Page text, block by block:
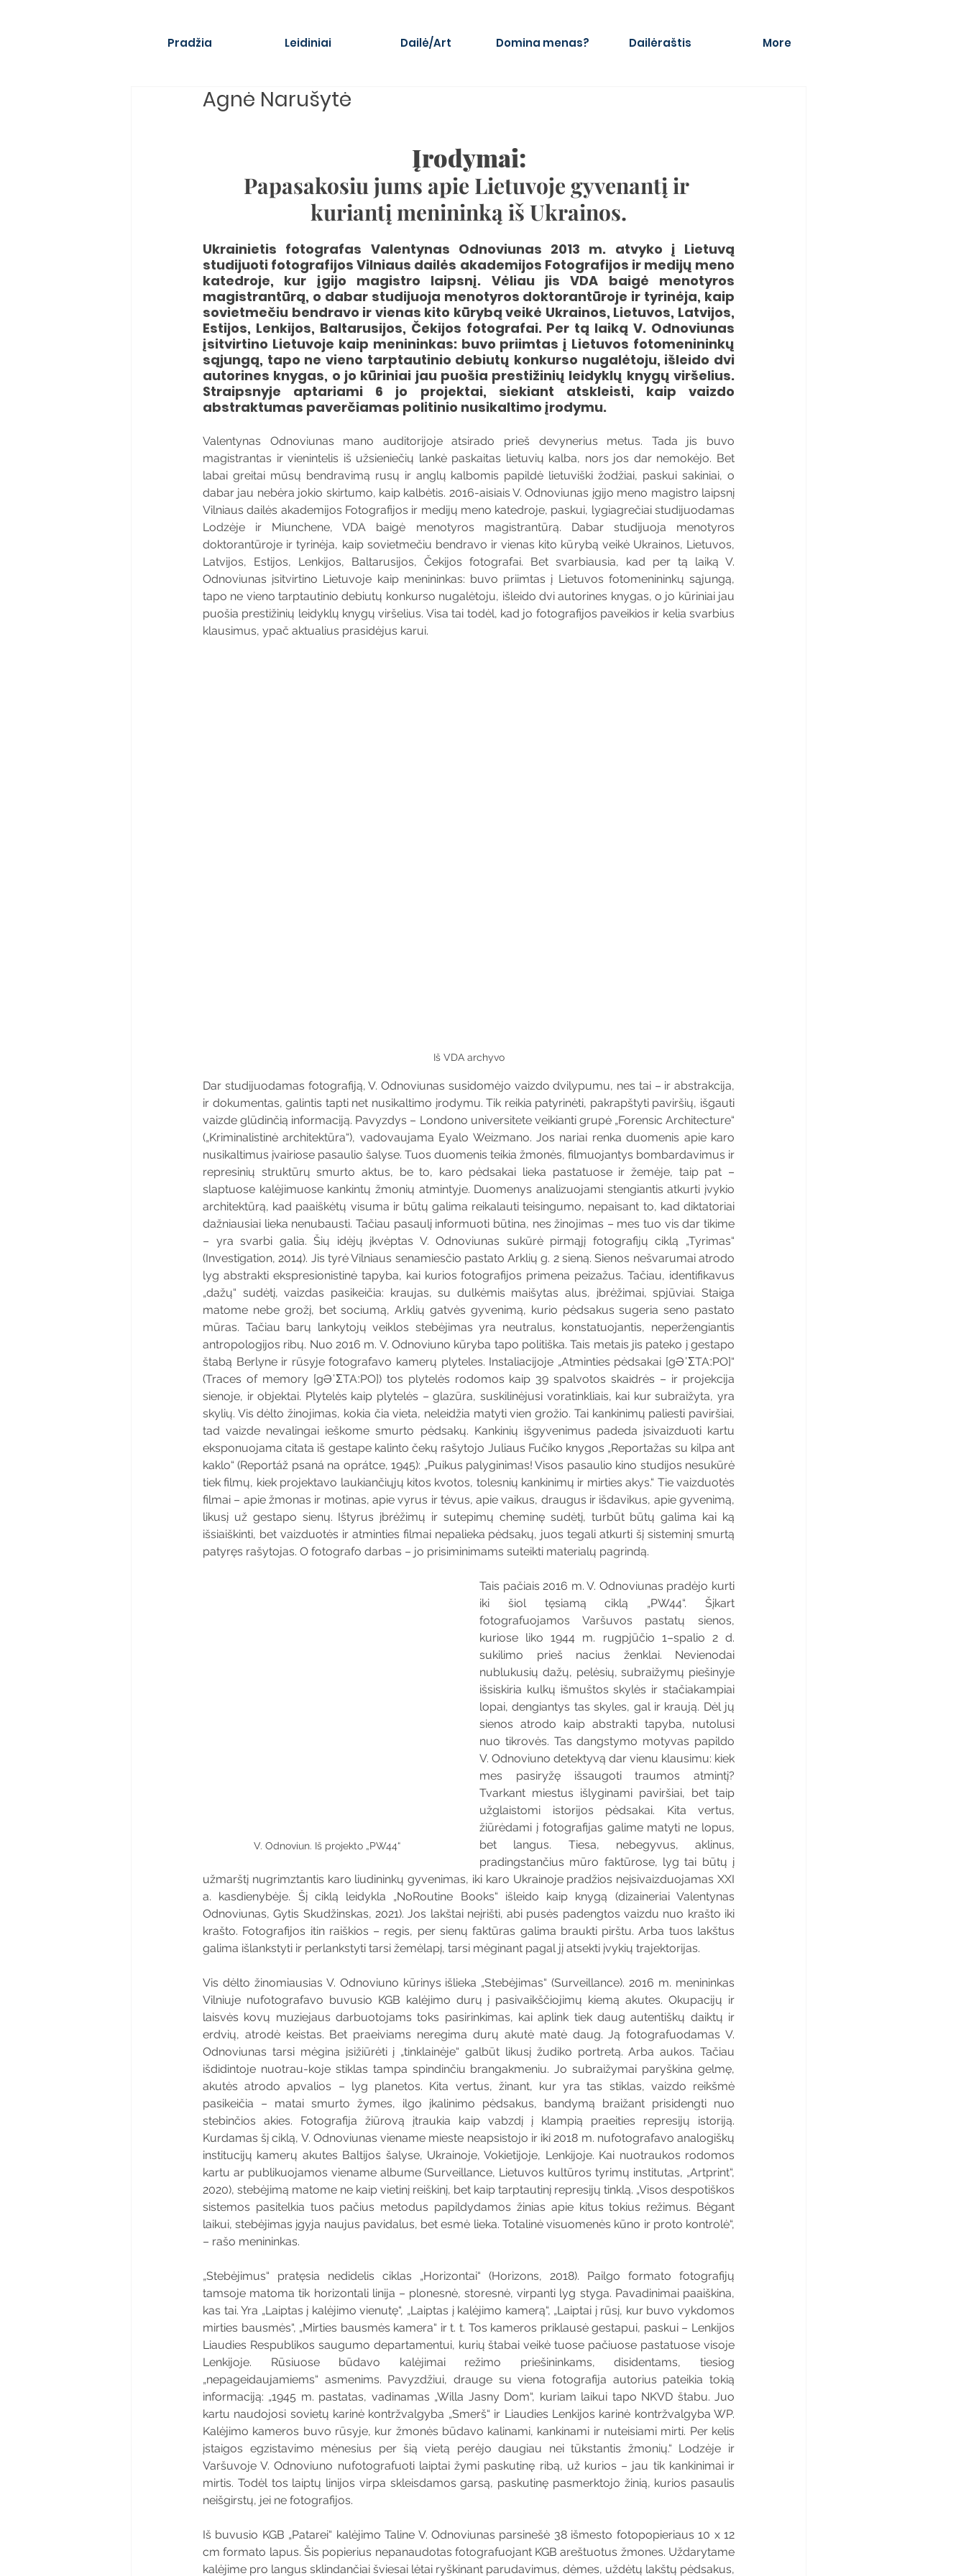
Pradžia Leidiniai Dailė/Art Domina menas? Dailėraštis More
Agnė Narušytė
Įrodymai:
Papasakosiu jums apie Lietuvoje gyvenantį ir
kuriantį menininką iš Ukrainos.
Ukrainietis fotografas Valentynas Odnoviunas 2013 m. atvyko į Lietuvą
studijuoti fotografijos Vilniaus dailės akademijos Fotografijos ir medijų meno
katedroje, kur įgijo magistro laipsnį. Vėliau jis VDA baigė menotyros
magistrantūrą, o dabar studijuoja menotyros doktorantūroje ir tyrinėja, kaip
sovietmečiu bendravo ir vienas kito kūrybą veikė Ukrainos, Lietuvos, Latvijos,
Estijos, Lenkijos, Baltarusijos, Čekijos fotografai. Per tą laiką V. Odnoviunas
įsitvirtino Lietuvoje kaip menininkas: buvo priimtas į Lietuvos fotomenininkų
sąjungą, tapo ne vieno tarptautinio debiutų konkurso nugalėtoju, išleido dvi
autorines knygas, o jo kūriniai jau puošia prestižinių leidyklų knygų viršelius.
Straipsnyje aptariami 6 jo projektai, siekiant atskleisti, kaip vaizdo
abstraktumas paverčiamas politinio nusikaltimo įrodymu.
Valentynas Odnoviunas mano auditorijoje atsirado prieš devynerius metus. Tada jis buvo
magistrantas ir vienintelis iš užsieniečių lankė paskaitas lietuvių kalba, nors jos dar nemokėjo. Bet
labai greitai mūsų bendravimą rusų ir anglų kalbomis papildė lietuviški žodžiai, paskui sakiniai, o
dabar jau nebėra jokio skirtumo, kaip kalbėtis. 2016-aisiais V. Odnoviunas įgijo meno magistro laipsnį
Vilniaus dailės akademijos Fotografijos ir medijų meno katedroje, paskui, lygiagrečiai studijuodamas
Lodzėje ir Miunchene, VDA baigė menotyros magistrantūrą. Dabar studijuoja menotyros
doktorantūroje ir tyrinėja, kaip sovietmečiu bendravo ir vienas kito kūrybą veikė Ukrainos, Lietuvos,
Latvijos, Estijos, Lenkijos, Baltarusijos, Čekijos fotografai. Bet svarbiausia, kad per tą laiką V.
Odnoviunas įsitvirtino Lietuvoje kaip menininkas: buvo priimtas į Lietuvos fotomenininkų sąjungą,
tapo ne vieno tarptautinio debiutų konkurso nugalėtoju, išleido dvi autorines knygas, o jo kūriniai jau
puošia prestižinių leidyklų knygų viršelius. Visa tai todėl, kad jo fotografijos paveikios ir kelia svarbius
klausimus, ypač aktualius prasidėjus karui.
Iš VDA archyvo
Dar studijuodamas fotografiją, V. Odnoviunas susidomėjo vaizdo dvilypumu, nes tai – ir abstrakcija,
ir dokumentas, galintis tapti net nusikaltimo įrodymu. Tik reikia patyrinėti, pakrapštyti paviršių, išgauti
vaizde glūdinčią informaciją. Pavyzdys – Londono universitete veikianti grupė „Forensic Architecture“
(„Kriminalistinė architektūra“), vadovaujama Eyalo Weizmano. Jos nariai renka duomenis apie karo
nusikaltimus įvairiose pasaulio šalyse. Tuos duomenis teikia žmonės, filmuojantys bombardavimus ir
represinių struktūrų smurto aktus, be to, karo pėdsakai lieka pastatuose ir žemėje, taip pat –
slaptuose kalėjimuose kankintų žmonių atmintyje. Duomenys analizuojami stengiantis atkurti įvykio
architektūrą, kad paaiškėtų visuma ir būtų galima reikalauti teisingumo, nepaisant to, kad diktatoriai
dažniausiai lieka nenubausti. Tačiau pasaulį informuoti būtina, nes žinojimas – mes tuo vis dar tikime
– yra svarbi galia. Šių idėjų įkvėptas V. Odnoviunas sukūrė pirmąjį fotografijų ciklą „Tyrimas“
(Investigation, 2014). Jis tyrė Vilniaus senamiesčio pastato Arklių g. 2 sieną. Sienos nešvarumai atrodo
lyg abstrakti ekspresionistinė tapyba, kai kurios fotografijos primena peizažus. Tačiau, identifikavus
„dažų“ sudėtį, vaizdas pasikeičia: kraujas, su dulkėmis maišytas alus, įbrėžimai, spjūviai. Staiga
matome nebe grožį, bet sociumą, Arklių gatvės gyvenimą, kurio pėdsakus sugeria seno pastato
mūras. Tačiau barų lankytojų veiklos stebėjimas yra neutralus, konstatuojantis, neperžengiantis
antropologijos ribų. Nuo 2016 m. V. Odnoviuno kūryba tapo politiška. Tais metais jis pateko į gestapo
štabą Berlyne ir rūsyje fotografavo kamerų plyteles. Instaliacijoje „Atminties pėdsakai [gƏˈƩTAːPO]“
(Traces of memory [gƏˈƩTAːPO]) tos plytelės rodomos kaip 39 spalvotos skaidrės – ir projekcija
sienoje, ir objektai. Plytelės kaip plytelės – glazūra, suskilinėjusi voratinkliais, kai kur subraižyta, yra
skylių. Vis dėlto žinojimas, kokia čia vieta, neleidžia matyti vien grožio. Tai kankinimų paliesti paviršiai,
tad vaizde nevalingai ieškome smurto pėdsakų. Kankinių išgyvenimus padeda įsivaizduoti kartu
eksponuojama citata iš gestape kalinto čekų rašytojo Juliaus Fučíko knygos „Reportažas su kilpa ant
kaklo“ (Reportáž psaná na oprátce, 1945): „Puikus palyginimas! Visos pasaulio kino studijos nesukūrė
tiek filmų, kiek projektavo laukiančiųjų kitos kvotos, tolesnių kankinimų ir mirties akys.“ Tie vaizduotės
filmai – apie žmonas ir motinas, apie vyrus ir tėvus, apie vaikus, draugus ir išdavikus, apie gyvenimą,
likusį už gestapo sienų. Ištyrus įbrėžimų ir sutepimų cheminę sudėtį, turbūt būtų galima kai ką
išsiaiškinti, bet vaizduotės ir atminties filmai nepalieka pėdsakų, juos tegali atkurti šį sisteminį smurtą
patyręs rašytojas. O fotografo darbas – jo prisiminimams suteikti materialų pagrindą.
V. Odnoviun. Iš projekto „PW44“
Tais pačiais 2016 m. V. Odnoviunas pradėjo kurti
iki šiol tęsiamą ciklą „PW44“. Šįkart
fotografuojamos Varšuvos pastatų sienos,
kuriose liko 1944 m. rugpjūčio 1–spalio 2 d.
sukilimo prieš nacius ženklai. Nevienodai
nublukusių dažų, pelėsių, subraižymų piešinyje
išsiskiria kulkų išmuštos skylės ir stačiakampiai
lopai, dengiantys tas skyles, gal ir kraują. Dėl jų
sienos atrodo kaip abstrakti tapyba, nutolusi
nuo tikrovės. Tas dangstymo motyvas papildo
V. Odnoviuno detektyvą dar vienu klausimu: kiek
mes pasiryžę išsaugoti traumos atmintį?
Tvarkant miestus išlyginami paviršiai, bet taip
užglaistomi istorijos pėdsakai. Kita vertus,
žiūrėdami į fotografijas galime matyti ne lopus,
bet langus. Tiesa, nebegyvus, aklinus,
pradingstančius mūro faktūrose, lyg tai būtų į
užmarštį nugrimztantis karo liudininkų gyvenimas, iki karo Ukrainoje pradžios neįsivaizduojamas XXI
a. kasdienybėje. Šį ciklą leidykla „NoRoutine Books“ išleido kaip knygą (dizaineriai Valentynas
Odnoviunas, Gytis Skudžinskas, 2021). Jos lakštai neįrišti, abi pusės padengtos vaizdu nuo krašto iki
krašto. Fotografijos itin raiškios – regis, per sienų faktūras galima braukti pirštu. Arba tuos lakštus
galima išlankstyti ir perlankstyti tarsi žemėlapį, tarsi mėginant pagal jį atsekti įvykių trajektorijas.
Vis dėlto žinomiausias V. Odnoviuno kūrinys išlieka „Stebėjimas“ (Surveillance). 2016 m. menininkas
Vilniuje nufotografavo buvusio KGB kalėjimo durų į pasivaikščiojimų kiemą akutes. Okupacijų ir
laisvės kovų muziejaus darbuotojams toks pasirinkimas, kai aplink tiek daug autentiškų daiktų ir
erdvių, atrodė keistas. Bet praeiviams neregima durų akutė matė daug. Ją fotografuodamas V.
Odnoviunas tarsi mėgina įsižiūrėti į „tinklainėje“ galbūt likusį žudiko portretą. Arba aukos. Tačiau
išdidintoje nuotrau-koje stiklas tampa spindinčiu brangakmeniu. Jo subraižymai paryškina gelmę,
akutės atrodo apvalios – lyg planetos. Kita vertus, žinant, kur yra tas stiklas, vaizdo reikšmė
pasikeičia – matai smurto žymes, ilgo įkalinimo pėdsakus, bandymą braižant prisidengti nuo
stebinčios akies. Fotografija žiūrovą įtraukia kaip vabzdį į klampią praeities represijų istoriją.
Kurdamas šį ciklą, V. Odnoviunas viename mieste neapsistojo ir iki 2018 m. nufotografavo analogiškų
institucijų kamerų akutes Baltijos šalyse, Ukrainoje, Vokietijoje, Lenkijoje. Kai nuotraukos rodomos
kartu ar publikuojamos viename albume (Surveillance, Lietuvos kultūros tyrimų institutas, „Artprint“,
2020), stebėjimą matome ne kaip vietinį reiškinį, bet kaip tarptautinį represijų tinklą. „Visos despotiškos
sistemos pasitelkia tuos pačius metodus papildydamos žinias apie kitus tokius režimus. Bėgant
laikui, stebėjimas įgyja naujus pavidalus, bet esmė lieka. Totalinė visuomenės kūno ir proto kontrolė“,
– rašo menininkas.
„Stebėjimus“ pratęsia nedidelis ciklas „Horizontai“ (Horizons, 2018). Pailgo formato fotografijų
tamsoje matoma tik horizontali linija – plonesnė, storesnė, virpanti lyg styga. Pavadinimai paaiškina,
kas tai. Yra „Laiptas į kalėjimo vienutę“, „Laiptas į kalėjimo kamerą“, „Laiptai į rūsį, kur buvo vykdomos
mirties bausmės“, „Mirties bausmės kamera“ ir t. t. Tos kameros priklausė gestapui, paskui – Lenkijos
Liaudies Respublikos saugumo departamentui, kurių štabai veikė tuose pačiuose pastatuose visoje
Lenkijoje. Rūsiuose būdavo kalėjimai režimo priešininkams, disidentams, tiesiog
„nepageidaujamiems“ asmenims. Pavyzdžiui, drauge su viena fotografija autorius pateikia tokią
informaciją: „1945 m. pastatas, vadinamas „Willa Jasny Dom“, kuriam laikui tapo NKVD štabu. Juo
kartu naudojosi sovietų karinė kontržvalgyba „Smerš“ ir Liaudies Lenkijos karinė kontržvalgyba WP.
Kalėjimo kameros buvo rūsyje, kur žmonės būdavo kalinami, kankinami ir nuteisiami mirti. Per kelis
įstaigos egzistavimo mėnesius per šią vietą perėjo daugiau nei tūkstantis žmonių.“ Lodzėje ir
Varšuvoje V. Odnoviuno nufotografuoti laiptai žymi paskutinę ribą, už kurios – jau tik kankinimai ir
mirtis. Todėl tos laiptų linijos virpa skleisdamos garsą, paskutinę pasmerktojo žinią, kurios pasaulis
neišgirstų, jei ne fotografijos.
Iš buvusio KGB „Patarei“ kalėjimo Taline V. Odnoviunas parsinešė 38 išmesto fotopopieriaus 10 x 12
cm formato lapus. Šis popierius nepanaudotas fotografuojant KGB areštuotus žmones. Uždarytame
kalėjime pro langus sklindančiai šviesai lėtai ryškinant parudavimus, dėmes, uždėtų lakštų pėdsakus,